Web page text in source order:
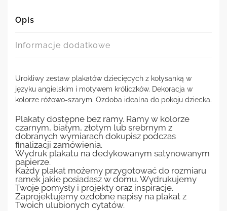
Opis
Informacje dodatkowe
Urokliwy zestaw plakatów dziecięcych z kołysanką w
języku angielskim i motywem króliczków. Dekoracja w
kolorze różowo-szarym. Ozdoba idealna do pokoju dziecka.
Plakaty dostępne bez ramy. Ramy w kolorze
czarnym, białym, złotym lub srebrnym z
dobranych wymiarach dokupisz podczas
finalizacji zamówienia.
Wydruk plakatu na dedykowanym satynowanym
papierze.
Każdy plakat możemy przygotować do rozmiaru
ramek jakie posiadasz w domu. Wydrukujemy
Twoje pomysły i projekty oraz inspiracje.
Zaprojektujemy ozdobne napisy na plakat z
Twoich ulubionych cytatów.